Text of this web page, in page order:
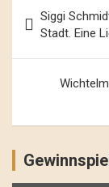
Navigation
Siggi
Stadt. Eine